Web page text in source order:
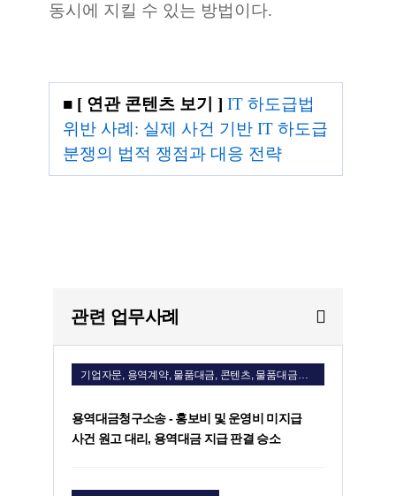
동시에 지킬 수 있는 방법이다.
■ [ 연관 콘텐츠 보기 ] IT 하도급법
위반 사례: 실제 사건 기반 IT 하도급
분쟁의 법적 쟁점과 대응 전략
관련 업무사례
기업자문, 용역계약, 물품대금, 콘텐츠, 물품대금청구소송, 용역비청구소송
용역대금청구소송 - 홍보비 및 운영비 미지급
사건 원고 대리, 용역대금 지급 판결 승소